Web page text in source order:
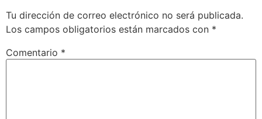
Tu dirección de correo electrónico no será publicada.
Los campos obligatorios están marcados con *
Comentario *